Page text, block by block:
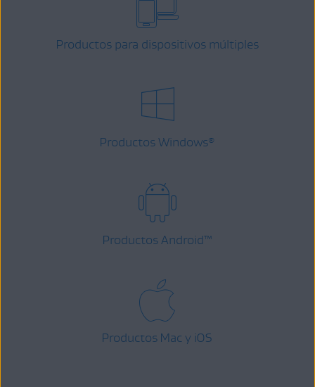
Productos para dispositivos múltiples
Productos Windows®
Productos Android™
Productos Mac y iOS